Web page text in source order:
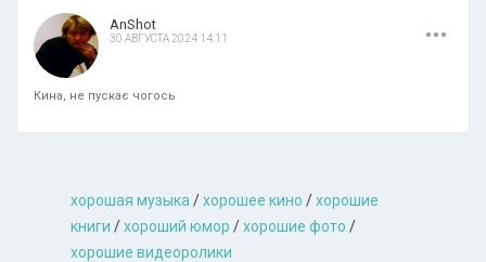
AnShot
30 АВГУСТА 2024 14:11 ...
Кина, не пускає чогось
хорошая музыкa /хорошее кино /хорошие
книги /хороший юмор /хорошие фото /
хорошие видеоролики